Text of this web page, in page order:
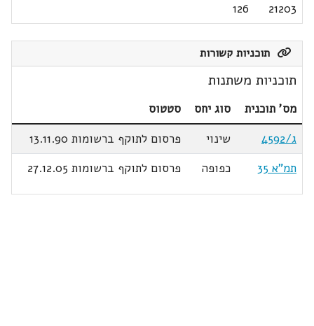
21203
126
תוכניות קשורות
תוכניות משתנות
מס' תוכנית סוג יחס
סטטוס
ג/4592
שינוי
פרסום לתוקף ברשומות 13.11.90
תמ"א 35
כפופה פרסום לתוקף ברשומות 27.12.05